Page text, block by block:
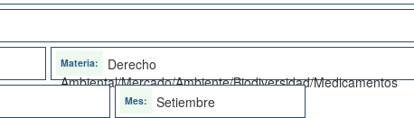
Derecho
Ambiental/Mercado/Ambiente/Biodiversidad/Medicamentos
Setiembre